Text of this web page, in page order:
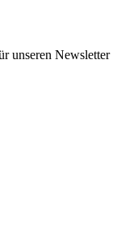
unseren Newsletter